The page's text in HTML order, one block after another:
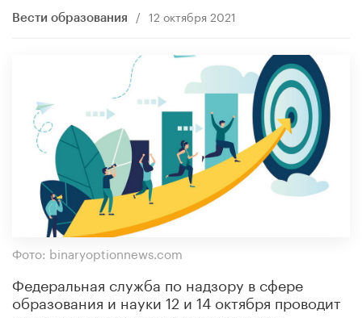
Вести образования / 12 октября 2021
Фото: binaryoptionnews.com
Федеральная служба по надзору в сфере
образования и науки 12 и 14 октября проводит